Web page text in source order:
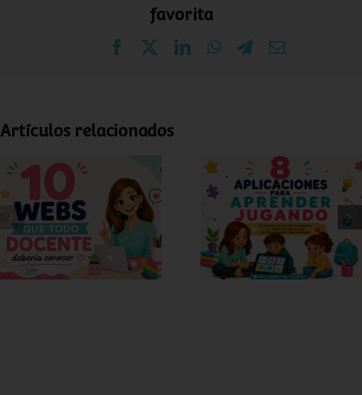
favorita
FacebookLinkedInWhatsApp
Telegram
Correo
Artículos relacionados
10 webs para
docentes que
deberías conocer
8 apps para
aprender jugando